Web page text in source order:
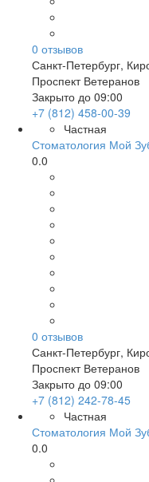
0 отзывов
Санкт-Петербург,
Проспект Ветеранов
Закрыто до 09:00
+7 (812) 458-00-39
Частная
Стоматология Мой
0.0
0 отзывов
Санкт-Петербург,
Проспект Ветеранов
Закрыто до 09:00
+7 (812) 242-78-45
Частная
Стоматология Мой
0.0